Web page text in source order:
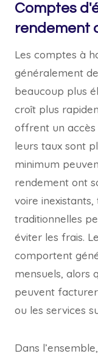
Comptes
rendement
Les comptes à
généralement
beaucoup plus
croît plus
offrent un accès
leurs taux sont
minimum
rendement ont
voire
traditionnelles
éviter les frais.
comportent
mensuels, alors
peuvent
ou les services
Dans